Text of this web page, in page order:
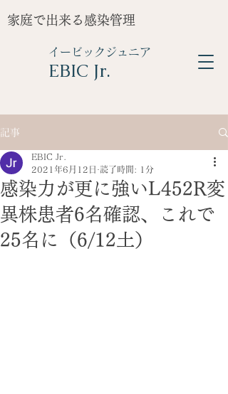
家庭で出来る感染管理
イービックジュニア
​EBIC Jr.
記事
感染力が更に強いL452R変
異株患者6名確認、これで
25名に（6/12土）
EBIC Jr.
2021年6月12日
読了時間: 1分